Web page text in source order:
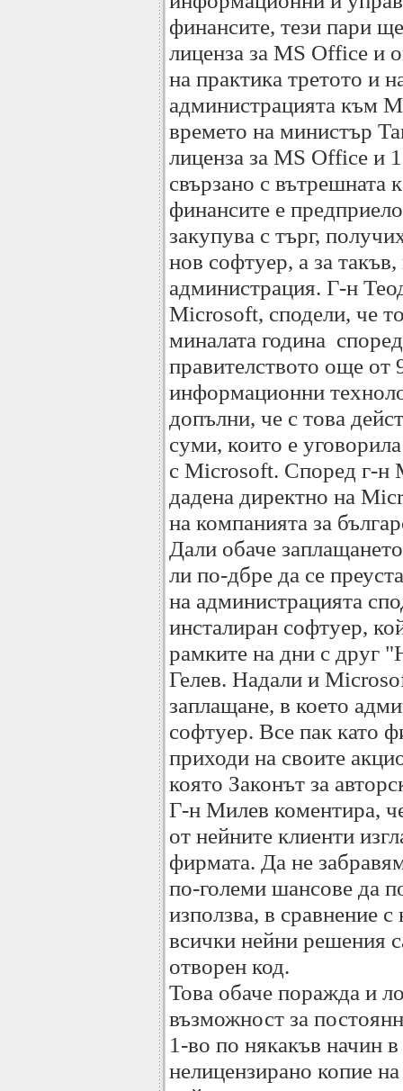
финансите, тези пари
лиценза за MS Office и
на практика третото и
администрацията към
времето на министър
лиценза за MS Office и
свързано с вътрешната
финансите е
закупува с търг,
нов софтуер, а за
администрация. Г-н
Microsoft, сподели, че
миналата година
правителството още от
информационни
допълни, че с това
суми, които е
с Microsoft. Според г-н
дадена директно на
на компанията за
Дали обаче
ли по-дбре да се
на администрацията
инсталиран софтуер,
рамките на дни с друг
Гелев. Надали и
заплащане, в което
софтуер. Все пак като
приходи на своите
която Законът за
Г-н Милев коментира,
от нейните клиенти
фирмата. Да не
по-големи шансове да
използва, в сравнение с
всички нейни решения
отворен код.
Това обаче поражда и
възможност за
1-во по някакъв начин
нелицензирано копие